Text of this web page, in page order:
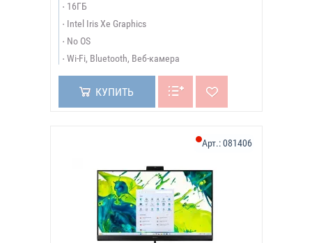
16ГБ
Intel Iris Xe Graphics
No OS
Wi-Fi, Bluetooth, Веб-камера
КУПИТЬ
Арт.:081406